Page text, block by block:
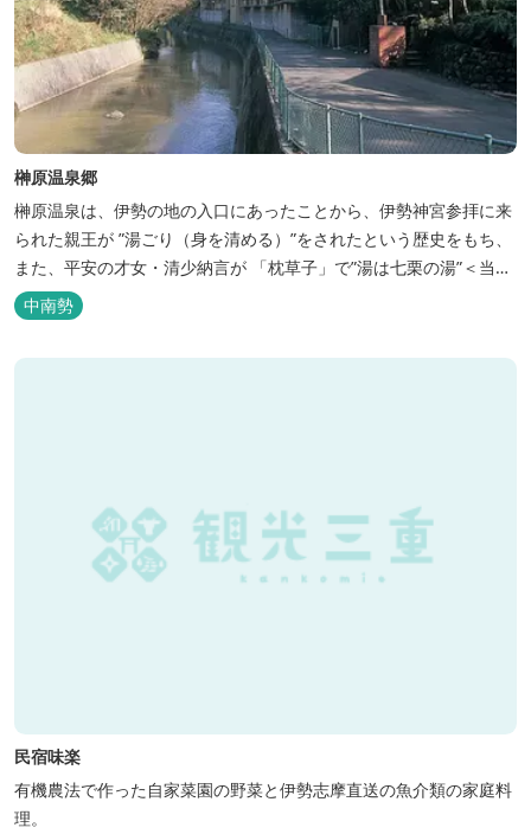
榊原温泉郷
榊原温泉は、伊勢の地の入口にあったことから、伊勢神宮参拝に来
られた親王が ”湯ごり（身を清める）”をされたという歴史をもち、
また、平安の才女・清少納言が 「枕草子」で”湯は七栗の湯”＜当時
の呼び名＞と称えており、 出雲の神を温泉の守り神として祀ってい
ることもあって、恋の和歌も多く残っています。 このように、宮中
中南勢
民宿味楽
有機農法で作った自家菜園の野菜と伊勢志摩直送の魚介類の家庭料
理。